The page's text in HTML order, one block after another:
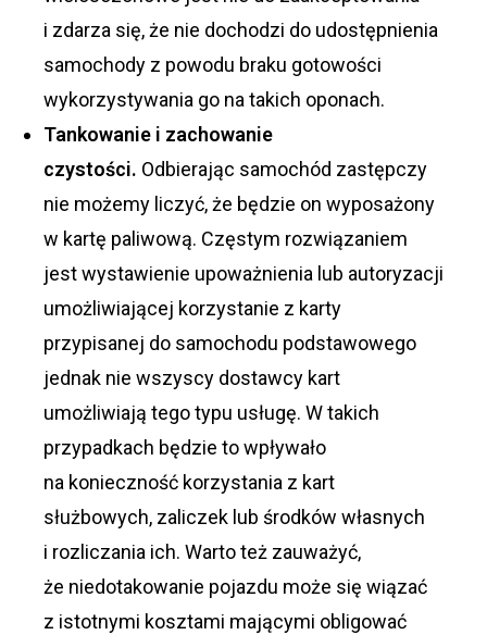
i zdarza się, że nie dochodzi do udostępnienia
samochody z powodu braku gotowości
wykorzystywania go na takich oponach.
Tankowanie i zachowanie
czystości. Odbierając samochód zastępczy
nie możemy liczyć, że będzie on wyposażony
w kartę paliwową. Częstym rozwiązaniem
jest wystawienie upoważnienia lub autoryzacji
umożliwiającej korzystanie z karty
przypisanej do samochodu podstawowego
jednak nie wszyscy dostawcy kart
umożliwiają tego typu usługę. W takich
przypadkach będzie to wpływało
na konieczność korzystania z kart
służbowych, zaliczek lub środków własnych
i rozliczania ich. Warto też zauważyć,
że niedotakowanie pojazdu może się wiązać
z istotnymi kosztami mającymi obligować